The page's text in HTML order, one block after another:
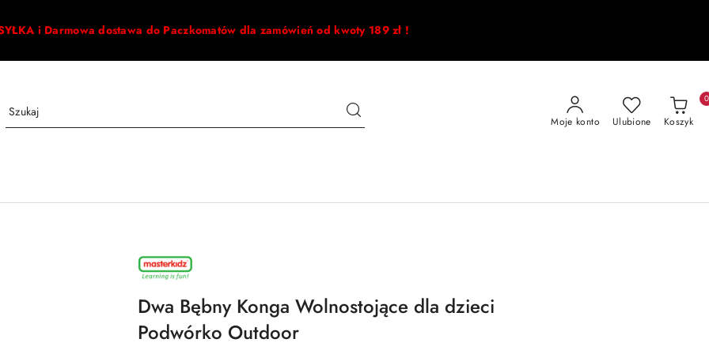
i Darmowa dostawa do Paczkomatów dla zamówień od kwoty 189 zł !
Moje konto Ulubione Koszyk
0
NAZWA
PRODUCENTA:
MASTERKIDZ
Dwa Bębny Konga Wolnostojące dla dzieci
Podwórko Outdoor